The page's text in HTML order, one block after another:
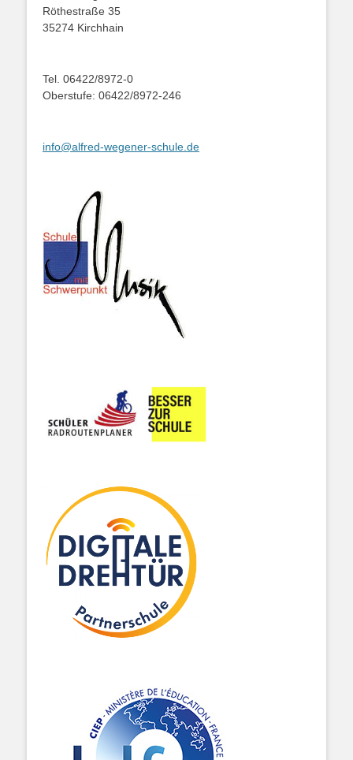
Röthestraße 35
35274 Kirchhain
Tel. 06422/8972-0
Oberstufe: 06422/8972-246
info@alfred-wegener-schule.de